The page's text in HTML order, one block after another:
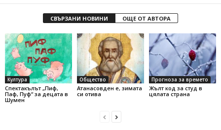
СВЪРЗАНИ НОВИНИ ОЩЕ ОТ АВТОРА
Култура
Спектакълът „Пиф,
Паф, Пуф“ за децата в
Шумен
Общество
Атанасовден е, зимата
си отива
Прогноза за времето
Жълт код за студ в
цялата страна